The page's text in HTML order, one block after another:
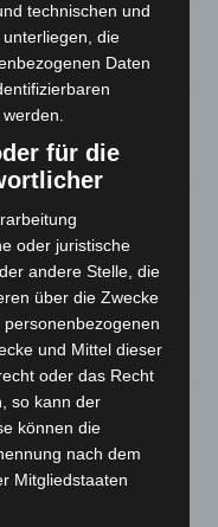
in Niedersachsen
schnell
starten beim
A7 – Polizei sucht
auf Baustelle
technischen und
die
Daten
für die
oder juristische
andere Stelle, die
über die Zwecke
und Mittel dieser
oder das Recht
so kann der
können die
nach dem
Mitgliedstaaten